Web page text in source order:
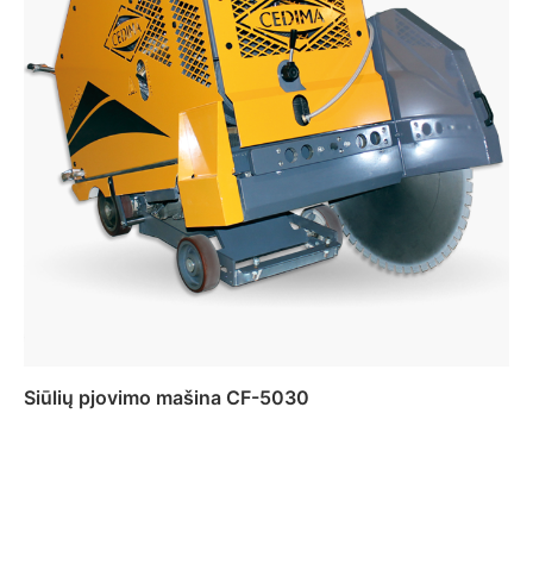
Siūlių pjovimo mašina CF-5030